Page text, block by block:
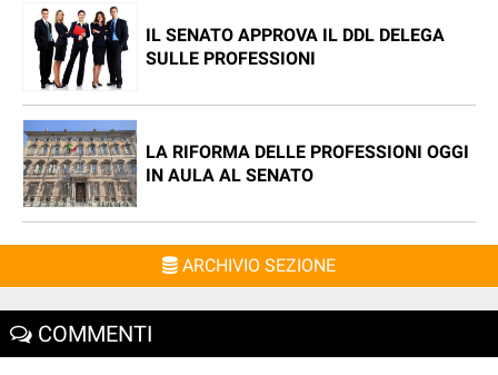
IL SENATO APPROVA IL DDL DELEGA
SULLE PROFESSIONI
LA RIFORMA DELLE PROFESSIONI OGGI
IN AULA AL SENATO
ARCHIVIO SEZIONE
COMMENTI